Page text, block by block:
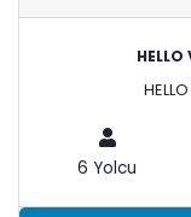
6 Yolcu